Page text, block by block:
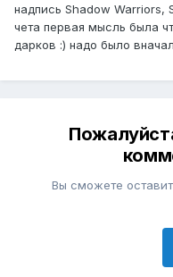
надпись Shadow Warriors,
чета первая мысль была
дарков :) надо было
Вы сможете